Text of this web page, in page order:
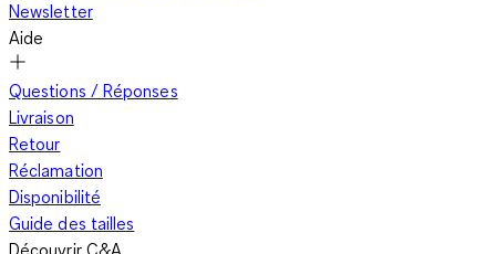
Newsletter
Aide
Questions / Réponses
Livraison
Retour
Réclamation
Disponibilité
Guide des tailles
Découvrir C&A